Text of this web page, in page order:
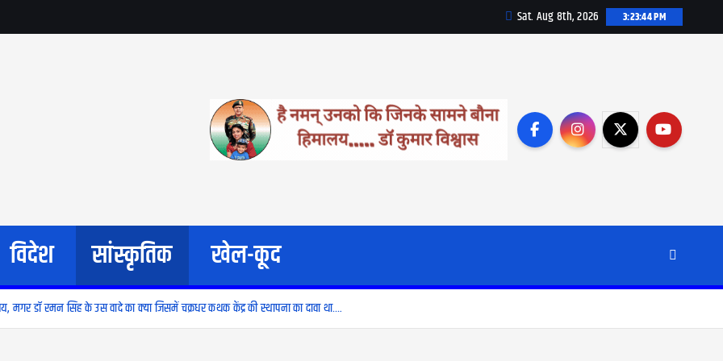
Sat. Aug 8th, 2026 3:23:45 PM
विदेश सांस्कृतिक खेल-कूद
मगर डॉ रमन सिंह के उस वादे का क्या जिसमें चक्रधर कथक केंद्र की स्थापना का दावा था….